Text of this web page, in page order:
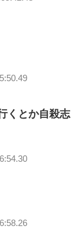
くとか自殺志